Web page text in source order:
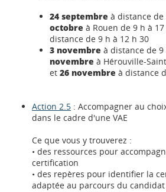
24 septembre à distance
octobre à Rouen de 9 h à
distance de 9 h à 12 h 30
3 novembre à distance de
novembre à Hérouville-
et26 novembre à distance
Action 2.5 : Accompagner au
dans le cadre d'une VAE
Ce que vous y trouverez :
• des ressources pour
certification
• des repères pour identifier la
adaptée au parcours du